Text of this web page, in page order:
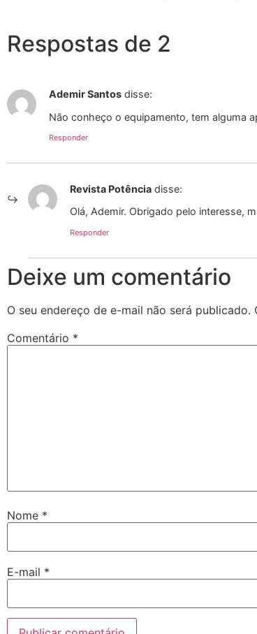
Respostas de 2
Ademir Santos disse:
Não conheço o equipamento, tem alguma
Responder
Revista Potência disse:
Olá, Ademir. Obrigado pelo interesse,
Responder
Deixe um comentário
O seu endereço de e-mail não será publicado.
Comentário *
Nome *
E-mail *